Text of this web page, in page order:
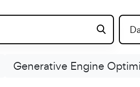
Generative Engine